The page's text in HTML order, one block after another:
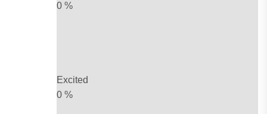
0 %
Excited
0 %